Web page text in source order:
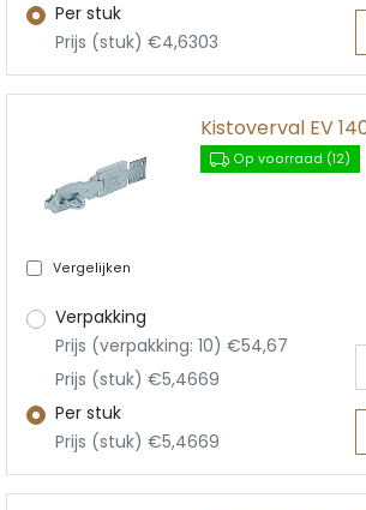
Per stuk
Prijs (stuk) €4,6303
Vergelijken
Kistoverval EV
Op voorraad (12)
Verpakking
Prijs (verpakking: 10) €54,67
Prijs (stuk) €5,4669
Per stuk
Prijs (stuk) €5,4669